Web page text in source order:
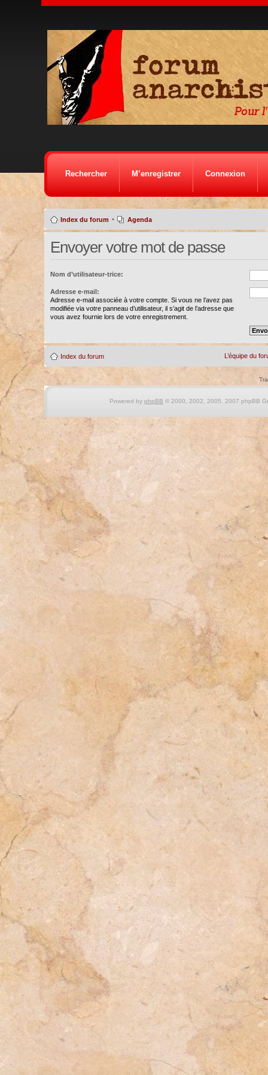
Rechercher M’enregistrer Connexion
Index du forum • Agenda
Envoyer votre mot de passe
Nom d’utilisateur-trice:
Adresse e-mail:
Adresse e-mail associée à votre compte. Si vous ne l’avez pas
modifiée via votre panneau d’utilisateur, il s’agit de l’adresse que
vous avez fournie lors de votre enregistrement.
Index du forum L’équipe du
Powered by phpBB © 2000, 2002, 2005, 2007 phpBB